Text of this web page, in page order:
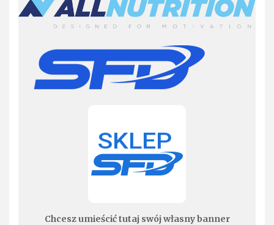
Chcesz umieścić tutaj swój własny banner